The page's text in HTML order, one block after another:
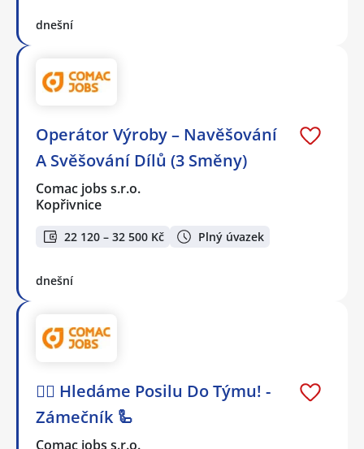
dnešní
Operátor Výroby – Navěšování
A Svěšování Dílů (3 Směny)
Comac jobs s.r.o.
Kopřivnice
22 120 – 32 500 Kč Plný úvazek
dnešní
🕵️‍♂️ Hledáme Posilu Do Týmu! -
Zámečník 🦾
Comac jobs s.r.o.